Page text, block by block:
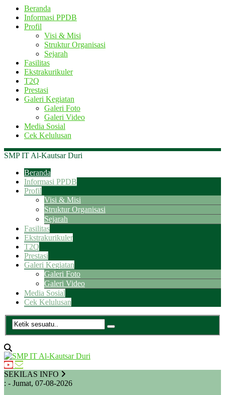
Beranda
Informasi PPDB
Profil
Visi & Misi
Struktur Organisasi
Sejarah
Fasilitas
Ekstrakurikuler
T2Q
Prestasi
Galeri Kegiatan
Galeri Foto
Galeri Video
Media Sosial
Cek Kelulusan
SMP IT Al-Kautsar Duri
Beranda
Informasi PPDB
Profil
Visi & Misi
Struktur Organisasi
Sejarah
Fasilitas
Ekstrakurikuler
T2Q
Prestasi
Galeri Kegiatan
Galeri Foto
Galeri Video
Media Sosial
Cek Kelulusan
SEKILAS INFO
: - Jumat, 07-08-2026